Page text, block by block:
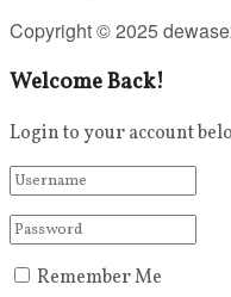
Copyright © 2025
Welcome Back!
Login to your account
Remember Me